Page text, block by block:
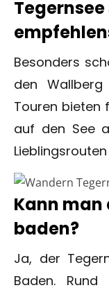
Besonders
den
Touren bieten
auf den See
Kann man
baden?
Ja, der
Baden.